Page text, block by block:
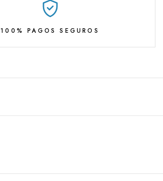
100% PAGOS SEGUROS